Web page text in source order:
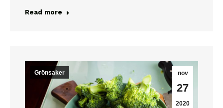
Read more
nov
27
2020
Grönsaker